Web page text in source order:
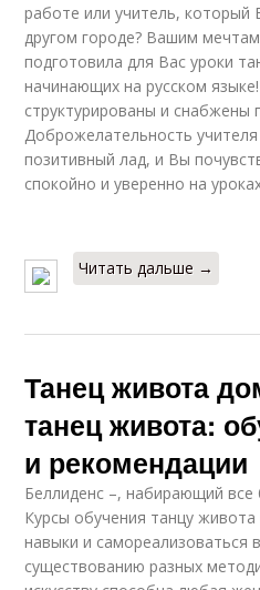
работе или учитель, который
другом городе? Вашим
подготовила для Вас уроки
начинающих на русском
структурированы и
Доброжелательность
позитивный лад, и Вы
спокойно и уверенно на
Читать дальше →
Танец живота
танец живота:
и рекомендации
Беллиденс –, набирающий
Курсы обучения танцу
навыки и самореализоваться
существованию разных